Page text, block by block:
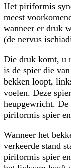
Het piriformis
meest
wanneer er druk
(de nervus
Die druk komt, u
is de spier die
bekken loopt,
voelen. Deze
heupgewricht. De
piriformis spier
Wanneer het
verkeerde stand
piriformis spier